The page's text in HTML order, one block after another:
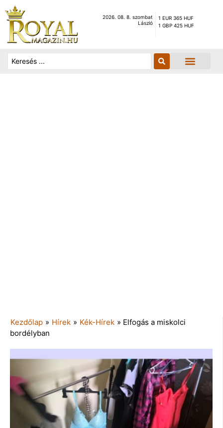
2026. 08. 8. szombat
László
1 EUR 365 HUF
1 GBP 425 HUF
Kezdőlap » Hírek » Kék-Hírek » Elfogás a miskolci
bordélyban